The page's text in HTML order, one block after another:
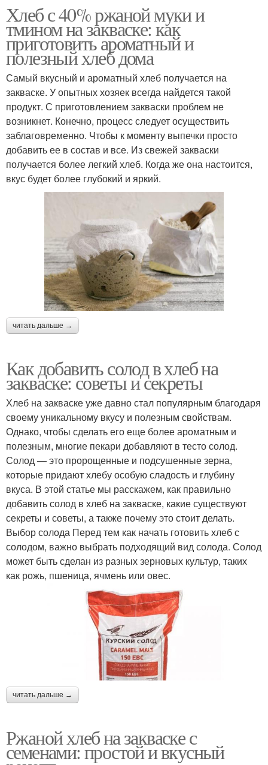
Хлеб с 40% ржаной муки и
тмином на закваске: как
приготовить ароматный и
полезный хлеб дома
Самый вкусный и ароматный хлеб получается на
закваске. У опытных хозяек всегда найдется такой
продукт. С приготовлением закваски проблем не
возникнет. Конечно, процесс следует осуществить
заблаговременно. Чтобы к моменту выпечки просто
добавить ее в состав и все. Из свежей закваски
получается более легкий хлеб. Когда же она настоится,
вкус будет более глубокий и яркий.
читать дальше →
Как добавить солод в хлеб на
закваске: советы и секреты
Хлеб на закваске уже давно стал популярным благодаря
своему уникальному вкусу и полезным свойствам.
Однако, чтобы сделать его еще более ароматным и
полезным, многие пекари добавляют в тесто солод.
Солод — это пророщенные и подсушенные зерна,
которые придают хлебу особую сладость и глубину
вкуса. В этой статье мы расскажем, как правильно
добавить солод в хлеб на закваске, какие существуют
секреты и советы, а также почему это стоит делать.
Выбор солода Перед тем как начать готовить хлеб с
солодом, важно выбрать подходящий вид солода. Солод
может быть сделан из разных зерновых культур, таких
как рожь, пшеница, ячмень или овес.
читать дальше →
Ржаной хлеб на закваске с
семенами: простой и вкусный